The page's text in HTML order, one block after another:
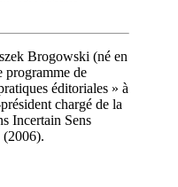
Brogowski (né en
programme de
éditoriales » à
chargé de la
Incertain Sens
(2006).